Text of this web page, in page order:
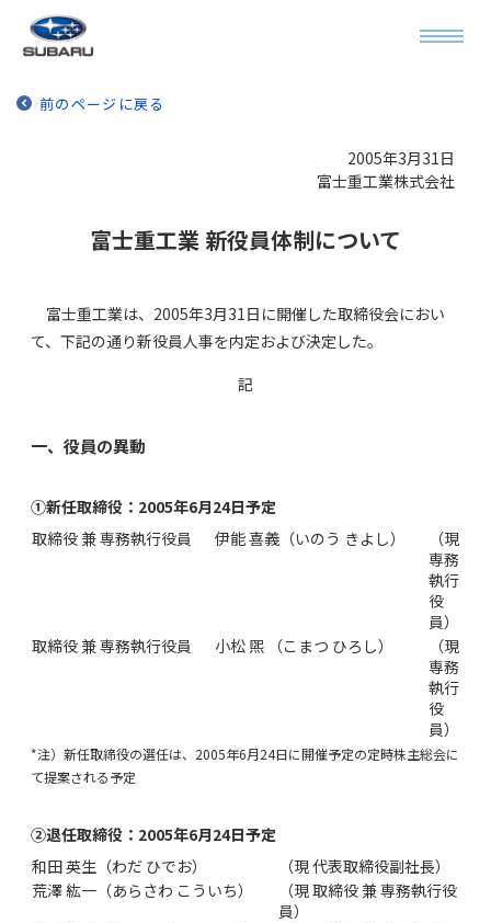
前のページに戻る
2005年3月31日
富士重工業株式会社
富士重工業 新役員体制について
富士重工業は、2005年3月31日に開催した取締役会におい
て、下記の通り新役員人事を内定および決定した。
記
一、役員の異動
①新任取締役：2005年6月24日予定
取締役 兼 専務執行役員
伊能 喜義（いのう きよし）
（現
専務
執行
役
員）
取締役 兼 専務執行役員
小松 煕 （こまつ ひろし）
（現
専務
執行
役
員）
*注）新任取締役の選任は、2005年6月24日に開催予定の定時株主総会に
て提案される予定
②退任取締役：2005年6月24日予定
和田 英生（わだ ひでお）
（現 代表取締役副社長）
荒澤 紘一（あらさわ こういち）
（現 取締役 兼 専務執行役
員）